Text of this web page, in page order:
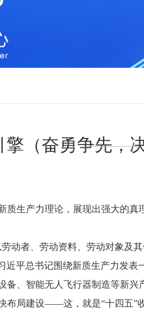
（奋勇争先，决
生产力理论，展现出强大的
动者、劳动资料、劳动对象及
平总书记围绕新质生产力发表
、智能无人飞行器制造等新
局建设——这，就是“十四五”